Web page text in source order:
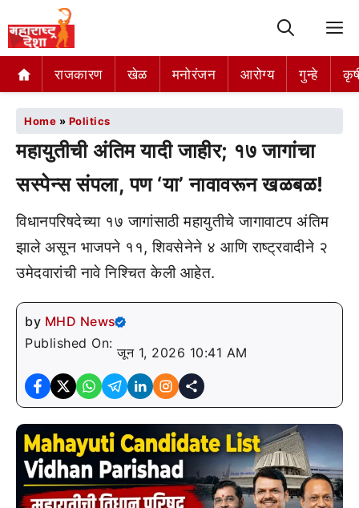
राजकारण खेळ मनोरंजन आरोग्य गुन्हे
Home » Politics
महायुतीची अंतिम यादी जाहीर; १७ जागांचा
सस्पेन्स संपला, पण ‘या’ नावावरून खळबळ!
विधानपरिषदेच्या १७ जागांसाठी महायुतीचे जागावाटप अंतिम
झाले असून भाजपने ११, शिवसेनेने ४ आणि राष्ट्रवादीने २
उमेदवारांची नावे निश्चित केली आहेत.
by MHD News
Published On:
जून 1, 2026 10:41 AM